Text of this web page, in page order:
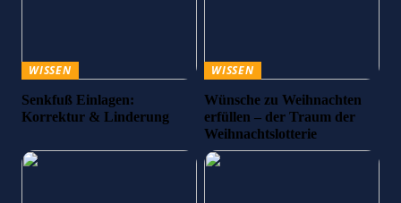
WISSEN
Senkfuß Einlagen:
Korrektur & Linderung
WISSEN
Wünsche zu Weihnachten
erfüllen – der Traum der
Weihnachtslotterie